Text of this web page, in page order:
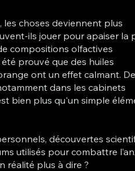
les choses deviennent plus
ils jouer pour apaiser la
compositions olfactives
prouvé que des huiles
ont un effet calmant.
dans les cabinets
bien plus qu'un simple
découvertes
utilisés pour combattre
réalité plus à dire ?